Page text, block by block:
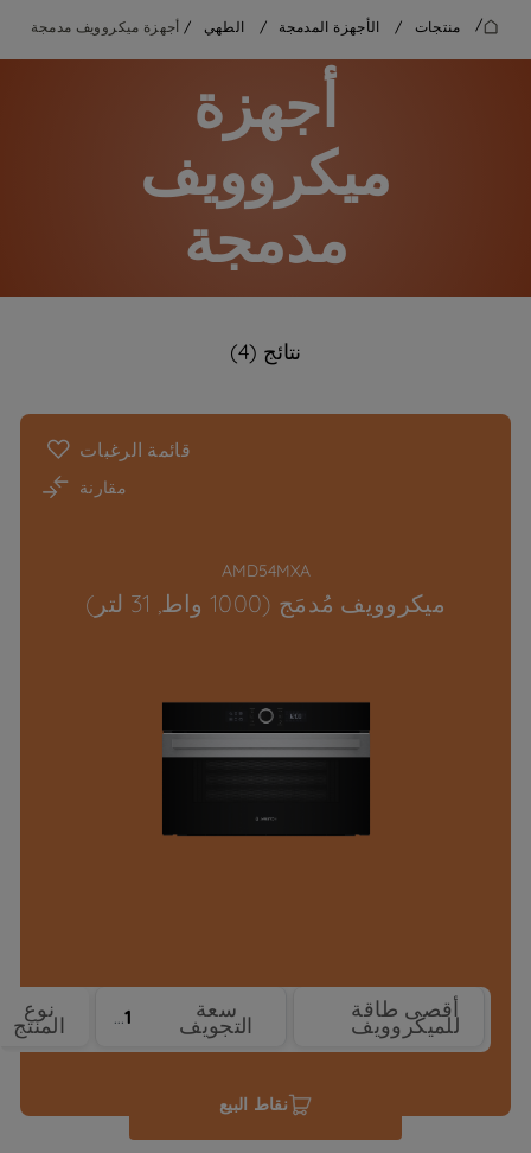
/ منتجات / الأجهزة المدمجة / الطهي / أجهزة ميكروويف مدمجة
أجهزة
ميكروويف
مدمجة
نتائج (4)
قائمة الرغبات
مقارنة
AMD54MXA
ميكروويف مُدمَج (1000 واط, 31 لتر)
أقصى طاقة
للميكروويف
سعة
التجويف 31 نوع
المنتج
نقاط البيع